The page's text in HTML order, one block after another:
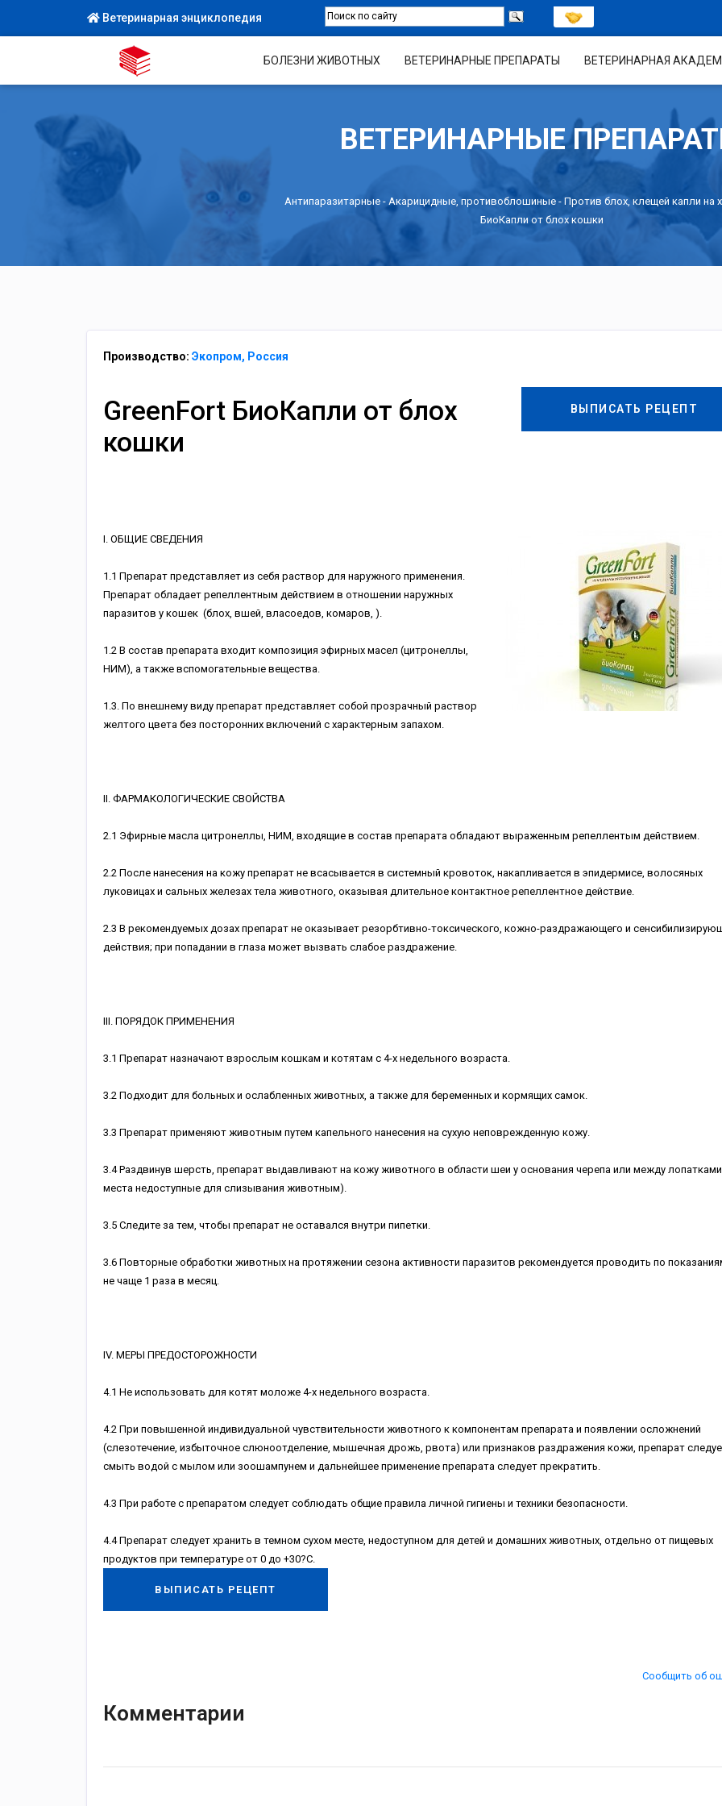
Ветеринарная энциклопедия
БОЛЕЗНИ ЖИВОТНЫХ ВЕТЕРИНАРНЫЕ ПРЕПАРАТЫ ВЕТЕРИНАРНАЯ
ВЕТЕРИНАРНЫЕ
Антипаразитарные- Акарицидные, противоблошиные- Против блох, клещей капли на
БиоКапли от блох кошки
Производство: Экопром, Россия
ВЫПИСАТЬ РЕЦЕПТ
GreenFort БиоКапли от блох
кошки
I. ОБЩИЕ СВЕДЕНИЯ
1.1 Препарат представляет из себя раствор для наружного применения.
Препарат обладает репеллентным действием в отношении наружных
паразитов у кошек (блох, вшей, власоедов, комаров, ).
1.2 В состав препарата входит композиция эфирных масел (цитронеллы,
НИМ), а также вспомогательные вещества.
1.3. По внешнему виду препарат представляет собой прозрачный раствор
желтого цвета без посторонних включений с характерным запахом.
II. ФАРМАКОЛОГИЧЕСКИЕ СВОЙСТВА
2.1 Эфирные масла цитронеллы, НИМ, входящие в состав препарата обладают выраженным репеллентым действием.
2.2 После нанесения на кожу препарат не всасывается в системный кровоток, накапливается в эпидермисе, волосяных
луковицах и сальных железах тела животного, оказывая длительное контактное репеллентное действие.
2.3 В рекомендуемых дозах препарат не оказывает резорбтивно-токсического, кожно-раздражающего и
действия; при попадании в глаза может вызвать слабое раздражение.
III. ПОРЯДОК ПРИМЕНЕНИЯ
3.1 Препарат назначают взрослым кошкам и котятам с 4-х недельного возраста.
3.2 Подходит для больных и ослабленных животных, а также для беременных и кормящих самок.
3.3 Препарат применяют животным путем капельного нанесения на сухую неповрежденную кожу.
3.4 Раздвинув шерсть, препарат выдавливают на кожу животного в области шеи у основания черепа или между
места недоступные для слизывания животным).
3.5 Следите за тем, чтобы препарат не оставался внутри пипетки.
3.6 Повторные обработки животных на протяжении сезона активности паразитов рекомендуется проводить по
не чаще 1 раза в месяц.
IV. МЕРЫ ПРЕДОСТОРОЖНОСТИ
4.1 Не использовать для котят моложе 4-х недельного возраста.
4.2 При повышенной индивидуальной чувствительности животного к компонентам препарата и появлении осложнений
(слезотечение, избыточное слюноотделение, мышечная дрожь, рвота) или признаков раздражения кожи, препарат
смыть водой с мылом или зоошампунем и дальнейшее применение препарата следует прекратить.
4.3 При работе c препаратом следует соблюдать общие правила личной гигиены и техники безопасности.
4.4 Препарат следует хранить в темном сухом месте, недоступном для детей и домашних животных, отдельно от пищевых
продуктов при температуре от 0 до +30?С.
ВЫПИСАТЬ РЕЦЕПТ
Сообщить об
Комментарии